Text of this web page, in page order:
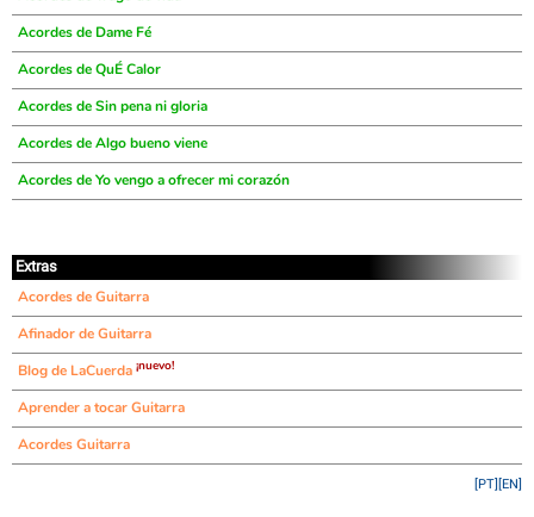
Acordes de Dame Fé
Acordes de QuÉ Calor
Acordes de Sin pena ni gloria
Acordes de Algo bueno viene
Acordes de Yo vengo a ofrecer mi corazón
Extras
Acordes de Guitarra
Afinador de Guitarra
Blog de LaCuerda ¡nuevo!
Aprender a tocar Guitarra
Acordes Guitarra
[EN]
[PT]